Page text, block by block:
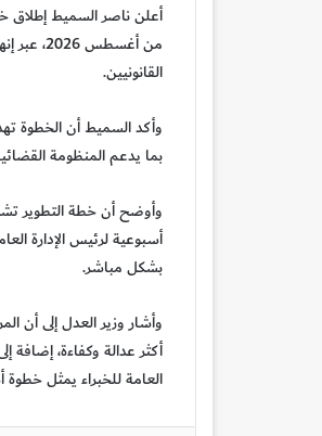
أعلنناصر السميطإطلاق
من
القانونيين.
وأكد السميط أن الخطوة
بما يدعم المنظومة
وأوضح أن خطة التطوير
أسبوعية لرئيس الإدارة
بشكل مباشر.
وأشار وزير العدل إلى أن
أكثر عدالة وكفاءة، إضافة
العامة للخبراء يمثل